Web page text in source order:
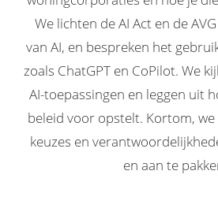
We lichten de AI Act en de
van AI, en bespreken het
zoals ChatGPT en CoPilot. We
AI-toepassingen en leggen uit
beleid voor opstelt. Kortom,
keuzes en
en aan te